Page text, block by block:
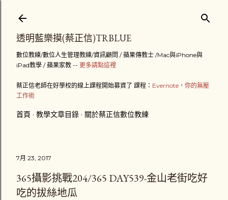
透明藍樂摸(蔡正信)TRBLUE
數位教練/數位人生管理教練/資訊顧問 / 蘋果傳教士 /Mac與iPhone與
iPad教學 / 蘋果家教 -- 更多請點這裡
蔡正信老師在好學校的線上課程開始募資了 課程： Evernote，你的無壓
工作術
首頁 教學文章目錄 關於蔡正信數位教練
7月 23, 2017
365攝影挑戰204/365 DAY539-金山老街吃好
吃的拔絲地瓜